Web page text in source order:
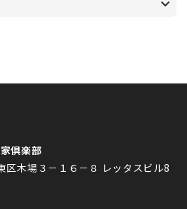
倶楽部
木場３－１６－８ レッタスビル8